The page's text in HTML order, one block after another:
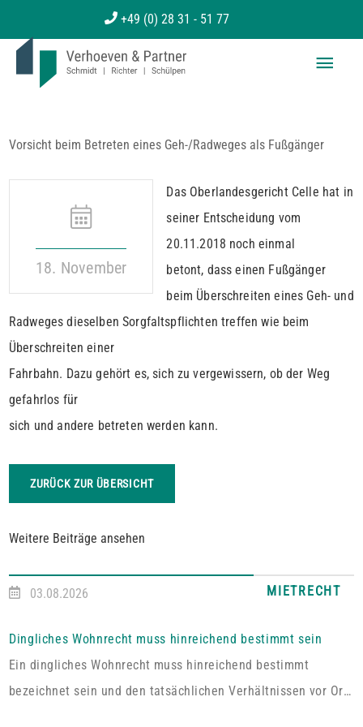
Inhalt
+49 (0) 28 31 - 51 77
Vorsicht beim Betreten eines Geh-/Radweges als Fußgänger
18. November
Das Oberlandesgericht Celle hat in
seiner Entscheidung vom
20.11.2018 noch einmal
betont, dass einen Fußgänger
beim Überschreiten eines Geh- und
Radweges dieselben Sorgfaltspflichten treffen wie beim
Überschreiten einer
Fahrbahn. Dazu gehört es, sich zu vergewissern, ob der Weg
gefahrlos für
sich und andere betreten werden kann.
ZURÜCK ZUR ÜBERSICHT
Weitere Beiträge ansehen
03.08.2026 MIETRECHT
Dingliches Wohnrecht muss hinreichend bestimmt sein
Ein dingliches Wohnrecht muss hinreichend bestimmt
bezeichnet sein und den tatsächlichen Verhältnissen vor Ort